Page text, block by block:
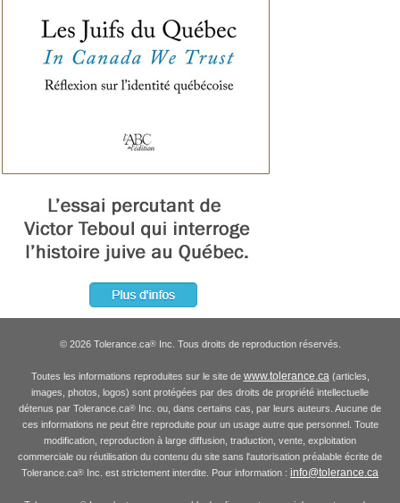
© 2026 Tolerance.ca®Inc. Tous droits de reproduction réservés.
Toutes les informations reproduites sur le site de www.tolerance.ca(articles,
images, photos, logos) sont protégées par des droits de propriété intellectuelle
détenus par Tolerance.ca® Inc. ou, dans certains cas, par leurs auteurs. Aucune de
ces informations ne peut être reproduite pour un usage autre que personnel. Toute
modification, reproduction à large diffusion, traduction, vente, exploitation
commerciale ou réutilisation du contenu du site sans l'autorisation préalable écrite de
Tolerance.ca® Inc. est strictement interdite. Pour information : info@tolerance.ca